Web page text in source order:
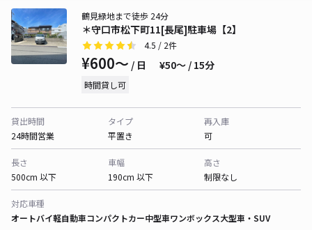
＊守口市松下町11[長尾]駐車場【2】
鶴見緑地まで徒歩 24分
4.5 / 2件
¥600〜 / 日 ¥50〜 / 15分
時間貸し可
貸出時間
24時間営業
タイプ
平置き
再入庫
可
長さ
500cm 以下
車幅
190cm 以下
高さ
制限なし
対応車種
オートバイ軽自動車コンパクトカー中型車ワンボックス大型車・SUV